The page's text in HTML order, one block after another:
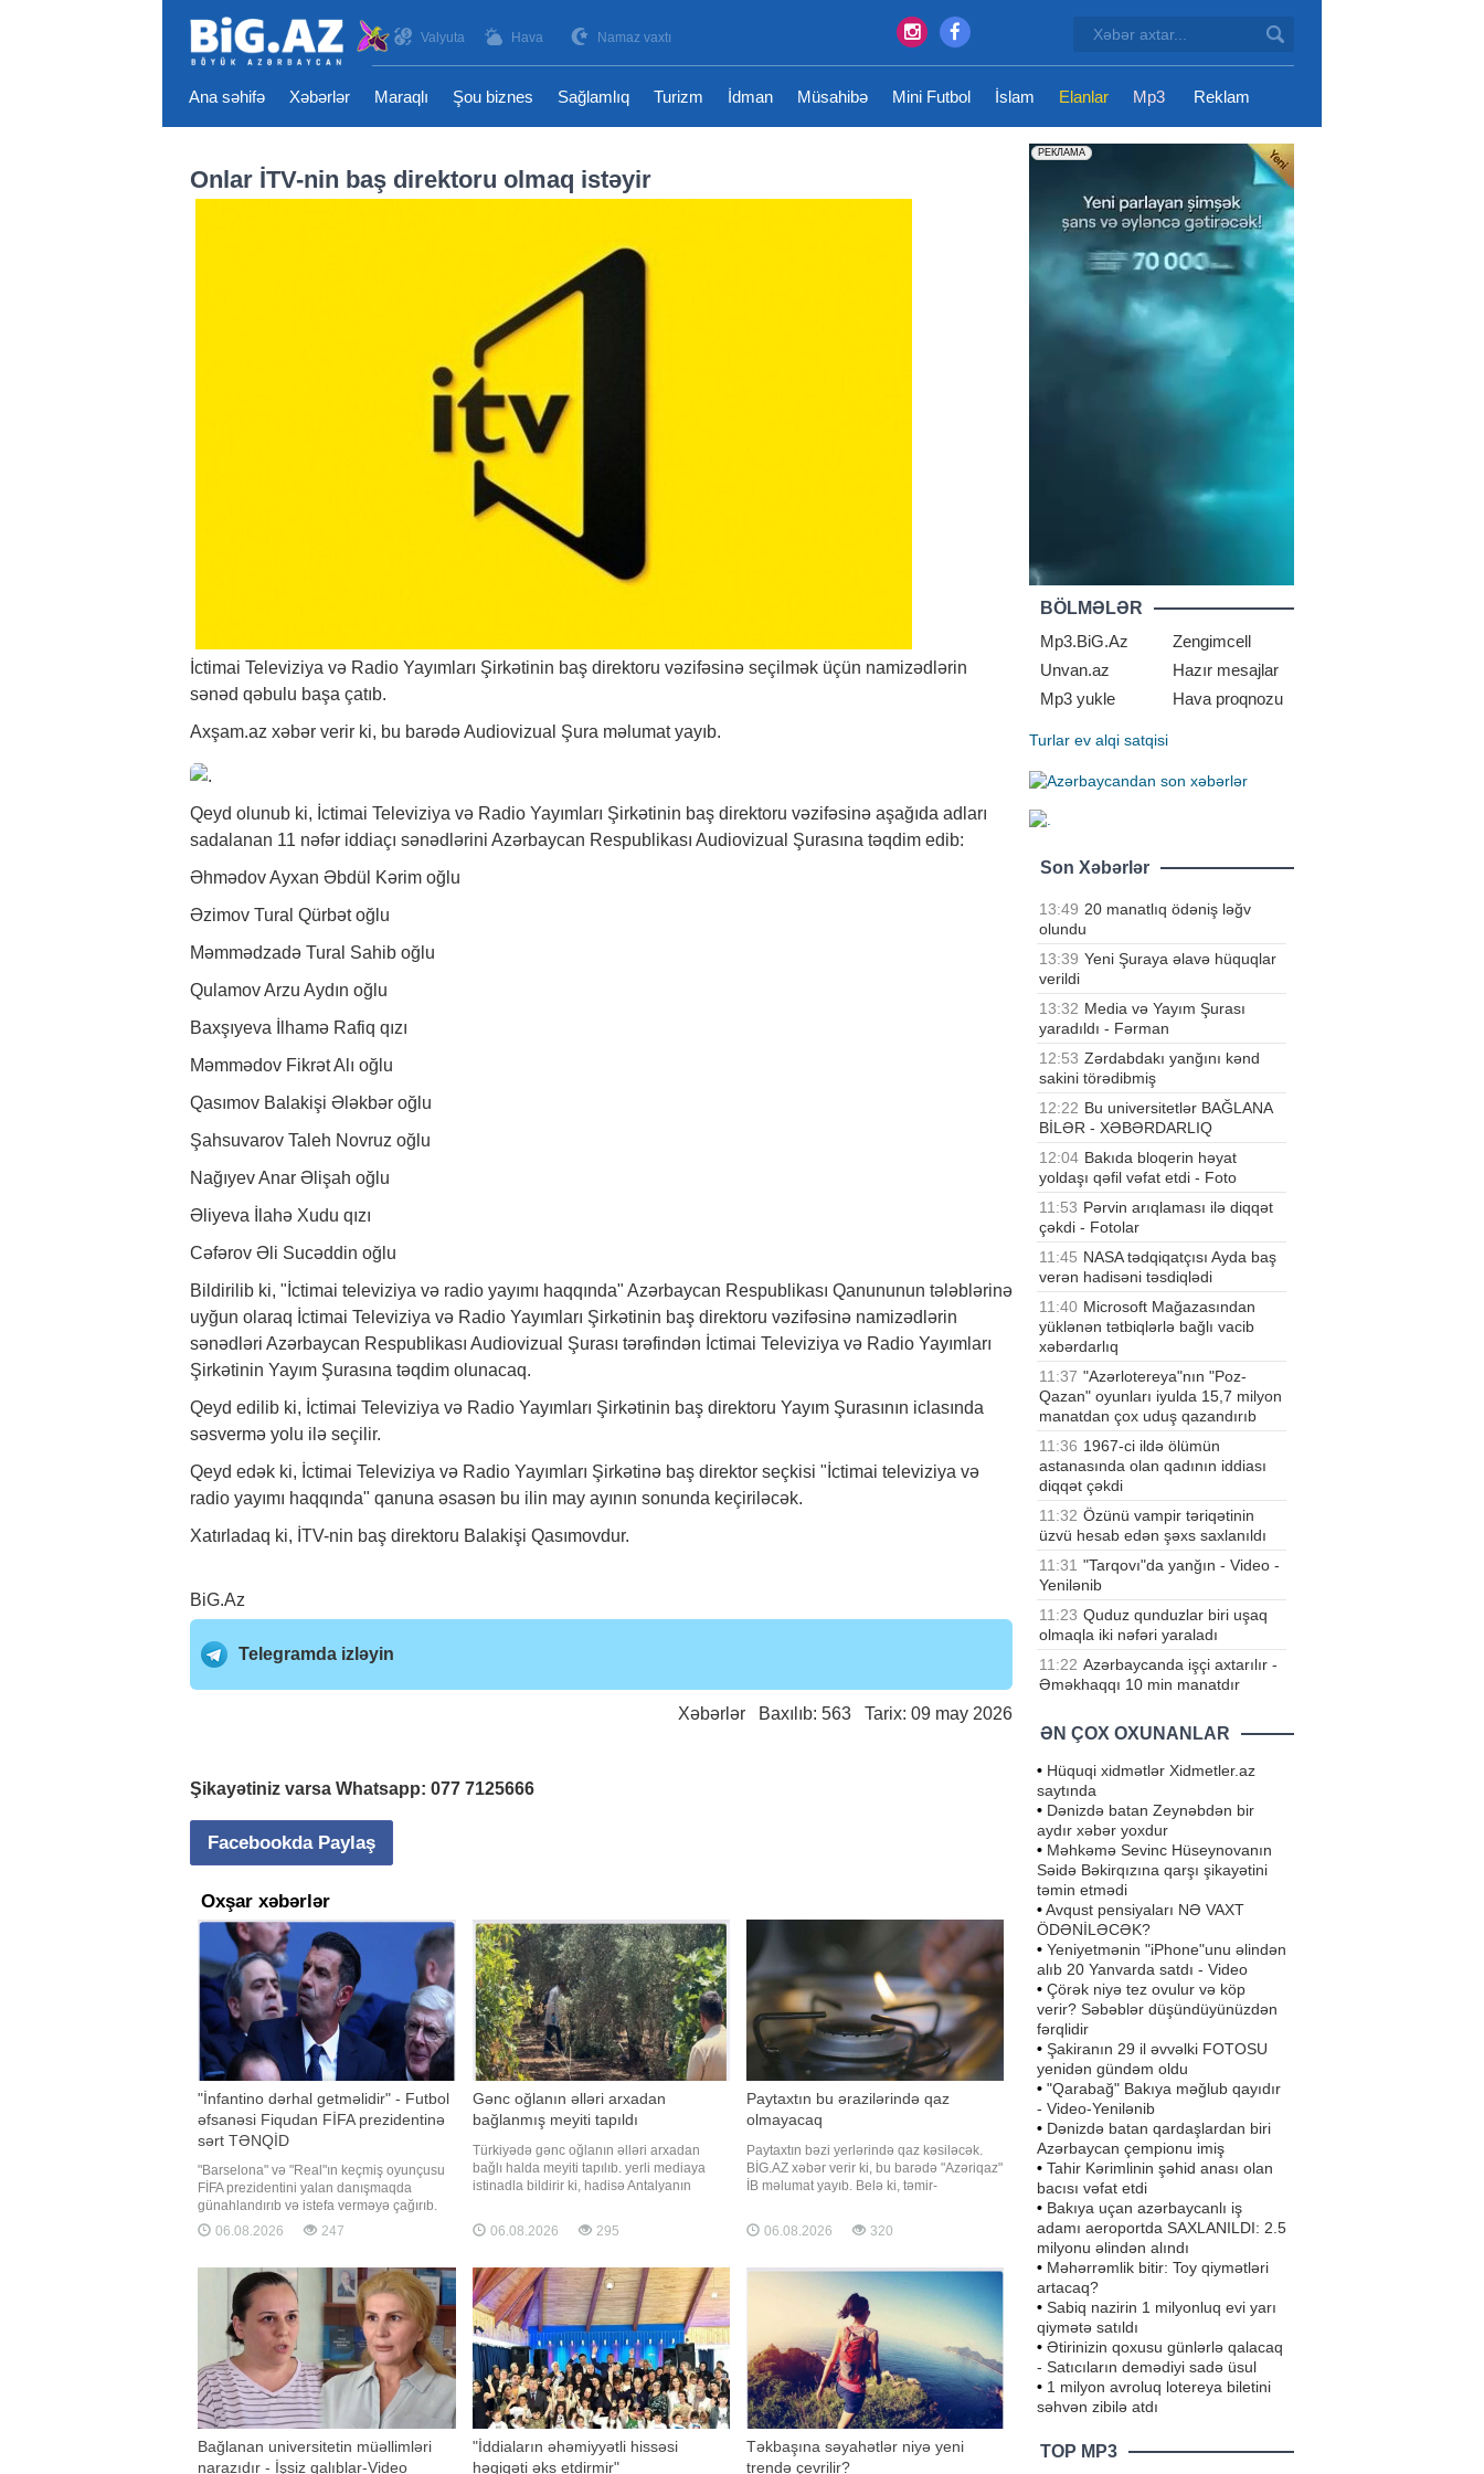
Valyuta Hava Namaz vaxtı
Ana səhifə Xəbərlər Maraqlı Şou biznes Sağlamlıq Turizm İdman Müsahibə Mini Futbol İslam Elanlar Mp3 Reklam
Onlar İTV-nin baş direktoru olmaq istəyir
İctimai Televiziya və Radio Yayımları Şirkətinin baş direktoru vəzifəsinə seçilmək üçün namizədlərin
sənəd qəbulu başa çatıb.
Axşam.az xəbər verir ki, bu barədə Audiovizual Şura məlumat yayıb.
Qeyd olunub ki, İctimai Televiziya və Radio Yayımları Şirkətinin baş direktoru vəzifəsinə aşağıda adları
sadalanan 11 nəfər iddiaçı sənədlərini Azərbaycan Respublikası Audiovizual Şurasına təqdim edib:
Əhmədov Ayxan Əbdül Kərim oğlu
Əzimov Tural Qürbət oğlu
Məmmədzadə Tural Sahib oğlu
Qulamov Arzu Aydın oğlu
Baxşıyeva İlhamə Rafiq qızı
Məmmədov Fikrət Alı oğlu
Qasımov Balakişi Ələkbər oğlu
Şahsuvarov Taleh Novruz oğlu
Nağıyev Anar Əlişah oğlu
Əliyeva İlahə Xudu qızı
Cəfərov Əli Sucəddin oğlu
Bildirilib ki, "İctimai televiziya və radio yayımı haqqında" Azərbaycan Respublikası Qanununun tələblərinə
uyğun olaraq İctimai Televiziya və Radio Yayımları Şirkətinin baş direktoru vəzifəsinə namizədlərin
sənədləri Azərbaycan Respublikası Audiovizual Şurası tərəfindən İctimai Televiziya və Radio Yayımları
Şirkətinin Yayım Şurasına təqdim olunacaq.
Qeyd edilib ki, İctimai Televiziya və Radio Yayımları Şirkətinin baş direktoru Yayım Şurasının iclasında
səsvermə yolu ilə seçilir.
Qeyd edək ki, İctimai Televiziya və Radio Yayımları Şirkətinə baş direktor seçkisi "İctimai televiziya və
radio yayımı haqqında" qanuna əsasən bu ilin may ayının sonunda keçiriləcək.
Xatırladaq ki, İTV-nin baş direktoru Balakişi Qasımovdur.
BiG.Az
Telegramda izləyin
Xəbərlər Baxılıb: 563 Tarix: 09 may 2026
Şikayətiniz varsa Whatsapp: 077 7125666
Facebookda Paylaş
Oxşar xəbərlər
"İnfantino dərhal getməlidir" - Futbol
əfsanəsi Fiqudan FİFA prezidentinə
sərt TƏNQİD
"Barselona" və "Real"ın keçmiş oyunçusu
FİFA prezidentini yalan danışmaqda
günahlandırıb və istefa verməyə çağırıb.
-ın xarici mediaya istinadən xəbərinə görə,
portuqaliyalı futbol əfsanəsi Luiş Fiqu FİFA
edib. "Barselona" və "Real"ı
06.08.2026 247
Gənc oğlanın əlləri arxadan
bağlanmış meyiti tapıldı
Türkiyədə gənc oğlanın əlləri arxadan
bağlı halda meyiti tapılıb. yerli mediaya
istinadla bildirir ki, hadisə Antalyanın
ərazidə əlləri arxadan bağlanmış
vəziyyətdə gənc kişinin meyiti aşkarlanıb.
briqadaları cəlb olunub
06.08.2026 295
Paytaxtın bu ərazilərində qaz
olmayacaq
Paytaxtın bəzi yerlərində qaz kəsiləcək.
BİG.AZ xəbər verir ki, bu barədə "Azəriqaz"
İB məlumat yayıb. Belə ki, təmir-
10:00-dan işlər yekunlaşanadək Sabunçu
qəsəbəsinin Ə. Dadaşov, Y. Saratov, M.
küçələrinin və Bakıxano
06.08.2026 320
Bağlanan universitetin müəllimləri
narazıdır - İşsiz qalıblar-Video
"İddiaların əhəmiyyətli hissəsi
həqiqəti əks etdirmir"
Təkbaşına səyahətlər niyə yeni
trendə çevrilir?
BÖLMƏLƏR
Mp3.BiG.Az
Zengimcell
Unvan.az
Hazır mesajlar
Mp3 yukle
Hava proqnozu
Turlar ev alqi satqisi
Son Xəbərlər
13:49 20 manatlıq ödəniş ləğv
olundu
13:39 Yeni Şuraya əlavə hüquqlar
verildi
13:32 Media və Yayım Şurası
yaradıldı - Fərman
12:53 Zərdabdakı yanğını kənd
sakini törədibmiş
12:22 Bu universitetlər BAĞLANA
BİLƏR - XƏBƏRDARLIQ
12:04 Bakıda bloqerin həyat
yoldaşı qəfil vəfat etdi - Foto
11:53 Pərvin arıqlaması ilə diqqət
çəkdi - Fotolar
11:45 NASA tədqiqatçısı Ayda baş
verən hadisəni təsdiqlədi
11:40 Microsoft Mağazasından
yüklənən tətbiqlərlə bağlı vacib
xəbərdarlıq
11:37 "Azərlotereya"nın "Poz-
Qazan" oyunları iyulda 15,7 milyon
manatdan çox uduş qazandırıb
11:36 1967-ci ildə ölümün
astanasında olan qadının iddiası
diqqət çəkdi
11:32 Özünü vampir təriqətinin
üzvü hesab edən şəxs saxlanıldı
11:31 "Tarqovı"da yanğın - Video -
Yenilənib
11:23 Quduz qunduzlar biri uşaq
olmaqla iki nəfəri yaraladı
11:22 Azərbaycanda işçi axtarılır -
Əməkhaqqı 10 min manatdır
ƏN ÇOX OXUNANLAR
• Hüquqi xidmətlər Xidmetler.az
saytında
• Dənizdə batan Zeynəbdən bir
aydır xəbər yoxdur
• Məhkəmə Sevinc Hüseynovanın
Səidə Bəkirqızına qarşı şikayətini
təmin etmədi
•Avqust pensiyaları NƏ VAXT
ÖDƏNİLƏCƏK?
• Yeniyetmənin "iPhone"unu əlindən
alıb 20 Yanvarda satdı - Video
• Çörək niyə tez ovulur və köp
verir? Səbəblər düşündüyünüzdən
fərqlidir
• Şakiranın 29 il əvvəlki FOTOSU
yenidən gündəm oldu
• "Qarabağ" Bakıya məğlub qayıdır
- Video-Yenilənib
• Dənizdə batan qardaşlardan biri
Azərbaycan çempionu imiş
• Tahir Kərimlinin şəhid anası olan
bacısı vəfat etdi
• Bakıya uçan azərbaycanlı iş
adamı aeroportda SAXLANILDI: 2.5
milyonu əlindən alındı
• Məhərrəmlik bitir: Toy qiymətləri
artacaq?
• Sabiq nazirin 1 milyonluq evi yarı
qiymətə satıldı
• Ətirinizin qoxusu günlərlə qalacaq
- Satıcıların demədiyi sadə üsul
• 1 milyon avroluq lotereya biletini
səhvən zibilə atdı
TOP MP3